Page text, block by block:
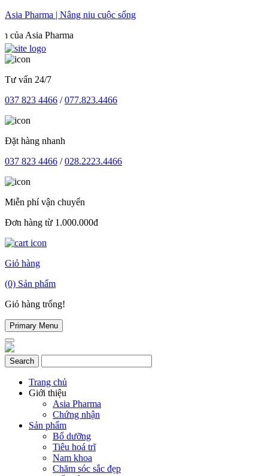
Skip
content
Asia Pharma | Nâng niu cuộc sống
Pharma
Tư vấn 24/7
037 823 4466 /077.823.4466
Đặt hàng nhanh
037 823 4466 /028.2223.4466
Miễn phí vận chuyển
Đơn hàng từ 1.000.000đ
Giỏ hàng
(0) Sản phẩm
Giỏ hàng trống!
Primary Menu
Trang chủ
Giới thiệu
Asia Pharma
Chứng nhận
Sản phẩm
Bổ dưỡng
Tiêu hoá trĩ
Nam khoa
Chăm sóc sắc đẹp